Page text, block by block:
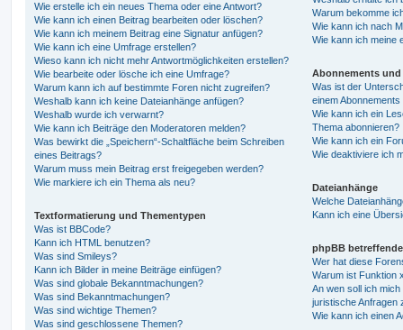
Wie erstelle ich ein neues Thema oder eine Antwort?
Wie kann ich einen Beitrag bearbeiten oder löschen?
Wie kann ich meinem Beitrag eine Signatur anfügen?
Wie kann ich eine Umfrage erstellen?
Wieso kann ich nicht mehr Antwortmöglichkeiten erstellen?
Wie bearbeite oder lösche ich eine Umfrage?
Warum kann ich auf bestimmte Foren nicht zugreifen?
Weshalb kann ich keine Dateianhänge anfügen?
Weshalb wurde ich verwarnt?
Wie kann ich Beiträge den Moderatoren melden?
Was bewirkt die „Speichern“-Schaltfläche beim Schreiben
eines Beitrags?
Warum muss mein Beitrag erst freigegeben werden?
Wie markiere ich ein Thema als neu?
Textformatierung und Thementypen
Was ist BBCode?
Kann ich HTML benutzen?
Was sind Smileys?
Kann ich Bilder in meine Beiträge einfügen?
Was sind globale Bekanntmachungen?
Was sind Bekanntmachungen?
Was sind wichtige Themen?
Was sind geschlossene Themen?
Warum bekomme
Wie kann ich nach
Wie kann ich meine
Abonnements und
Was ist der
einem
Wie kann ich ein
Thema abonnieren?
Wie kann ich ein
Wie deaktiviere ich
Dateianhänge
Welche
Kann ich eine
phpBB
Wer hat diese
Warum ist Funktion
An wen soll ich
juristische Anfragen
Wie kann ich einen